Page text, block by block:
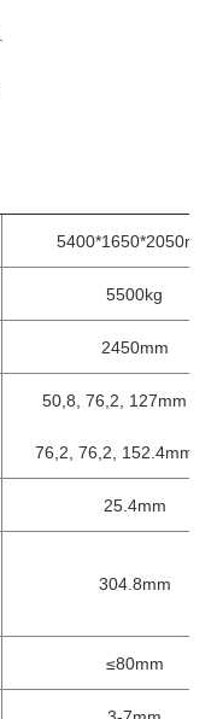
5400*1650*2050mm
5500kg
2450mm
50,8, 76,2, 127mm (5'
76,2, 76,2, 152.4mm (6'
25.4mm
304.8mm
≤80mm